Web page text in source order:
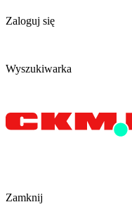
Zaloguj się
Wyszukiwarka
Zamknij